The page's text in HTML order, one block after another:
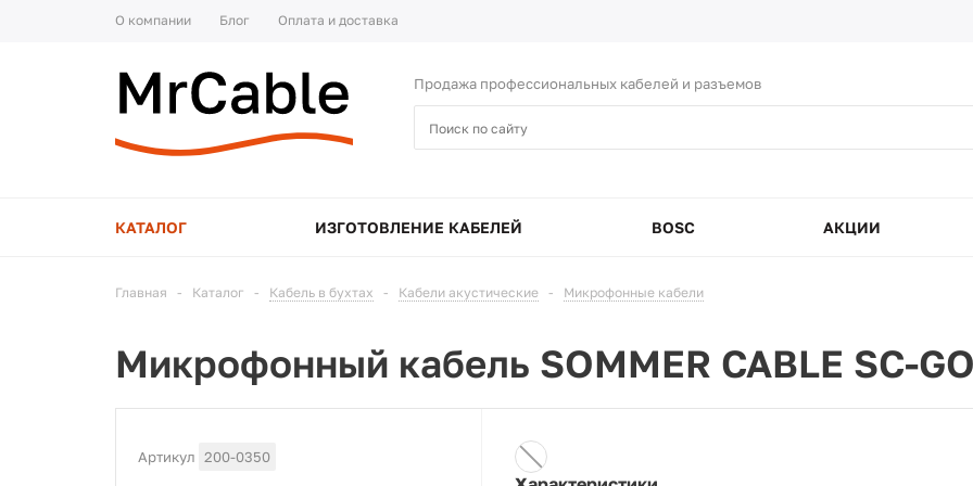
О компании Блог Оплата и доставка
Продажа профессиональных кабелей и разъемов
КАТАЛОГ ИЗГОТОВЛЕНИЕ КАБЕЛЕЙ BOSC АКЦИИ
Главная - Каталог - Кабель в бухтах - Кабели акустические - Микрофонные кабели
Микрофонный кабель SOMMER CABLE SC-
Артикул 200-0350